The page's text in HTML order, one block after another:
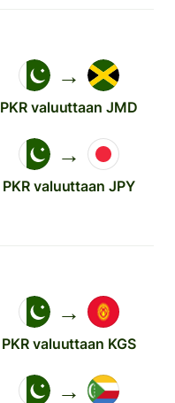
→
PKR valuuttaan JMD
→
PKR valuuttaan JPY
→
PKR valuuttaan KGS
→